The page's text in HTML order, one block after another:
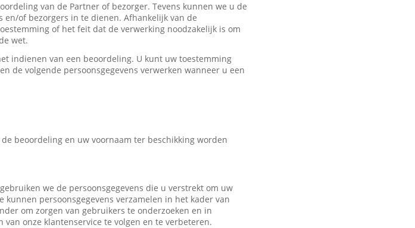
van de Partner of bezorger. Tevens kunnen we u de
of bezorgers in te dienen. Afhankelijk van de
of het feit dat de verwerking noodzakelijk is om
wet.
indienen van een beoordeling. U kunt uw toestemming
de volgende persoonsgegevens verwerken wanneer u een
beoordeling en uw voornaam ter beschikking worden
we de persoonsgegevens die u verstrekt om uw
persoonsgegevens verzamelen in het kader van
om zorgen van gebruikers te onderzoeken en in
onze klantenservice te volgen en te verbeteren.